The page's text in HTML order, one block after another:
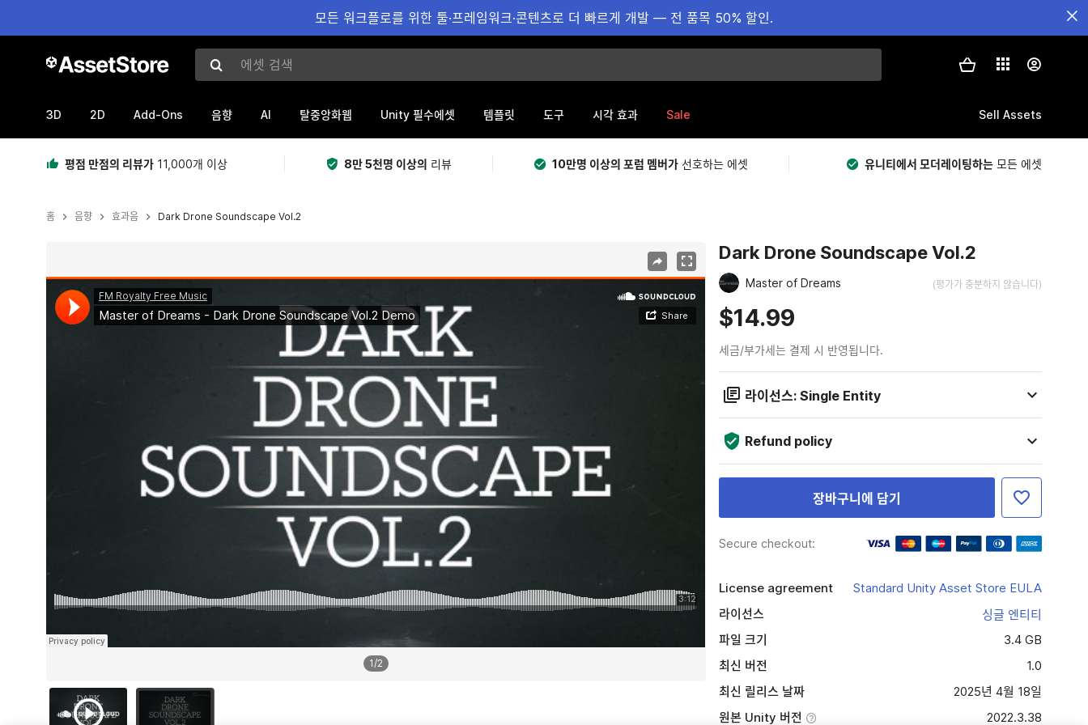
모든 워크플로를 위한 툴·프레임워크·콘텐츠로 더 빠르게 개발 — 전 품목 50% 할인.
에셋 검색
3D 2D Add-Ons 음향 AI 탈중앙화웹 Unity 필수에셋 템플릿 도구 시각 효과 Sale Sell Assets
평점 만점의 리뷰가 11,000개 이상 8만 5천명 이상의 리뷰 10만명 이상의 포럼 멤버가 선호하는 에셋 유니티에서 모더레이팅하는 모든 에셋
홈 음향 효과음 Dark Drone Soundscape Vol.2
1/2
Dark Drone Soundscape Vol.2
Master of Dreams (평가가 충분하지 않습니다)
$14.99
세금/부가세는 결제 시 반영됩니다.
라이선스: Single Entity
Refund policy
장바구니에 담기
Secure checkout:
License agreement
Standard Unity Asset Store EULA
라이선스
싱글 엔티티
파일 크기
3.4 GB
최신 버전
1.0
최신 릴리스 날짜
2025년 4월 18일
원본 Unity 버전
2022.3.38